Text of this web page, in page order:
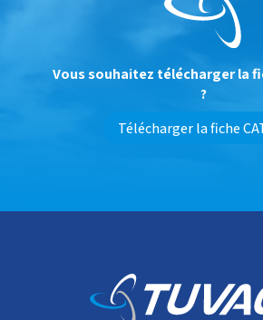
Vous souhaitez télécharger la
?
Télécharger la fiche